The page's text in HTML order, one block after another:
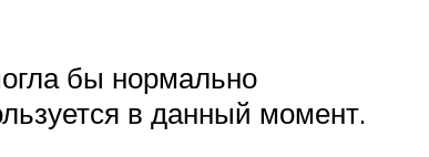
бы нормально
в данный момент.